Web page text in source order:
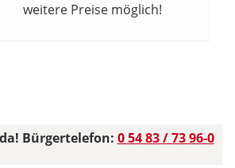
weitere Preise möglich!
Bürgertelefon: 0 54 83 / 73 96-0